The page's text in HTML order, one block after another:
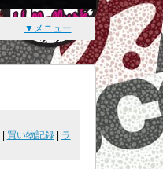
▼メニュー
買い物記録|
ラ